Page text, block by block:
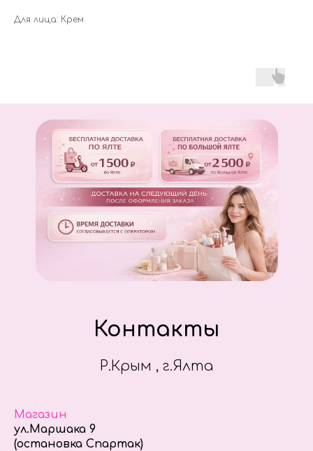
Для лица: Крем
Контакты
Р.Крым , г.Ялта
Магазин
ул.Маршака 9
(остановка Спартак)